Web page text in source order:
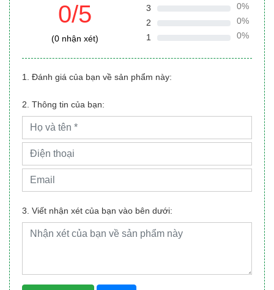
0/5
(0 nhận xét)
3
0%
2
0%
1
0%
1. Đánh giá của bạn về sản phẩm này:
2. Thông tin của bạn:
3. Viết nhận xét của bạn vào bên dưới: